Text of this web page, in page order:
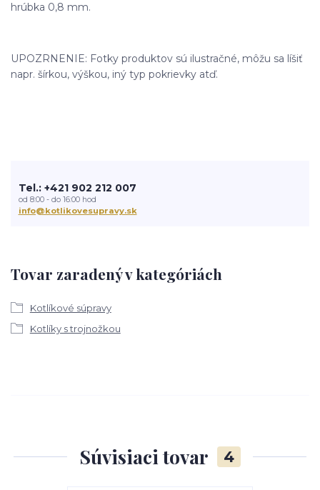
hrúbka 0,8 mm.
UPOZRNENIE: Fotky produktov sú ilustračné, môžu sa líšiť
napr. šírkou, výškou, iný typ pokrievky atď.
Tovar zaradený v kategóriách
Kotlíkové súpravy
Kotlíky s trojnožkou
Tel.: +421 902 212 007
od 8:00 - do 16:00 hod
info@kotlikovesupravy.sk
Súvisiaci tovar 4